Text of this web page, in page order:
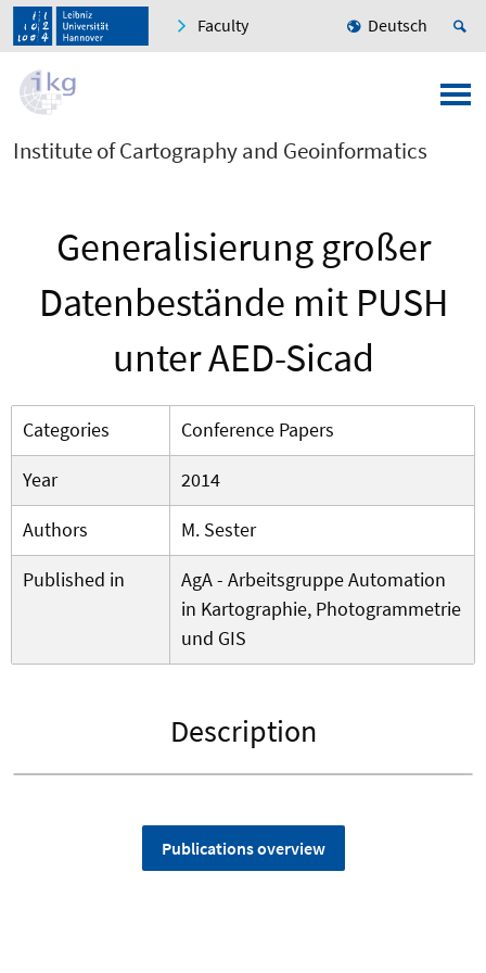
Faculty Deutsch
Institute of Cartography and Geoinformatics
Generalisierung großer
Datenbestände mit PUSH
unter AED-Sicad
Categories
Conference Papers
Year
2014
Authors
M. Sester
Published in
AgA - Arbeitsgruppe Automation
in Kartographie, Photogrammetrie
und GIS
Description
Publications overview